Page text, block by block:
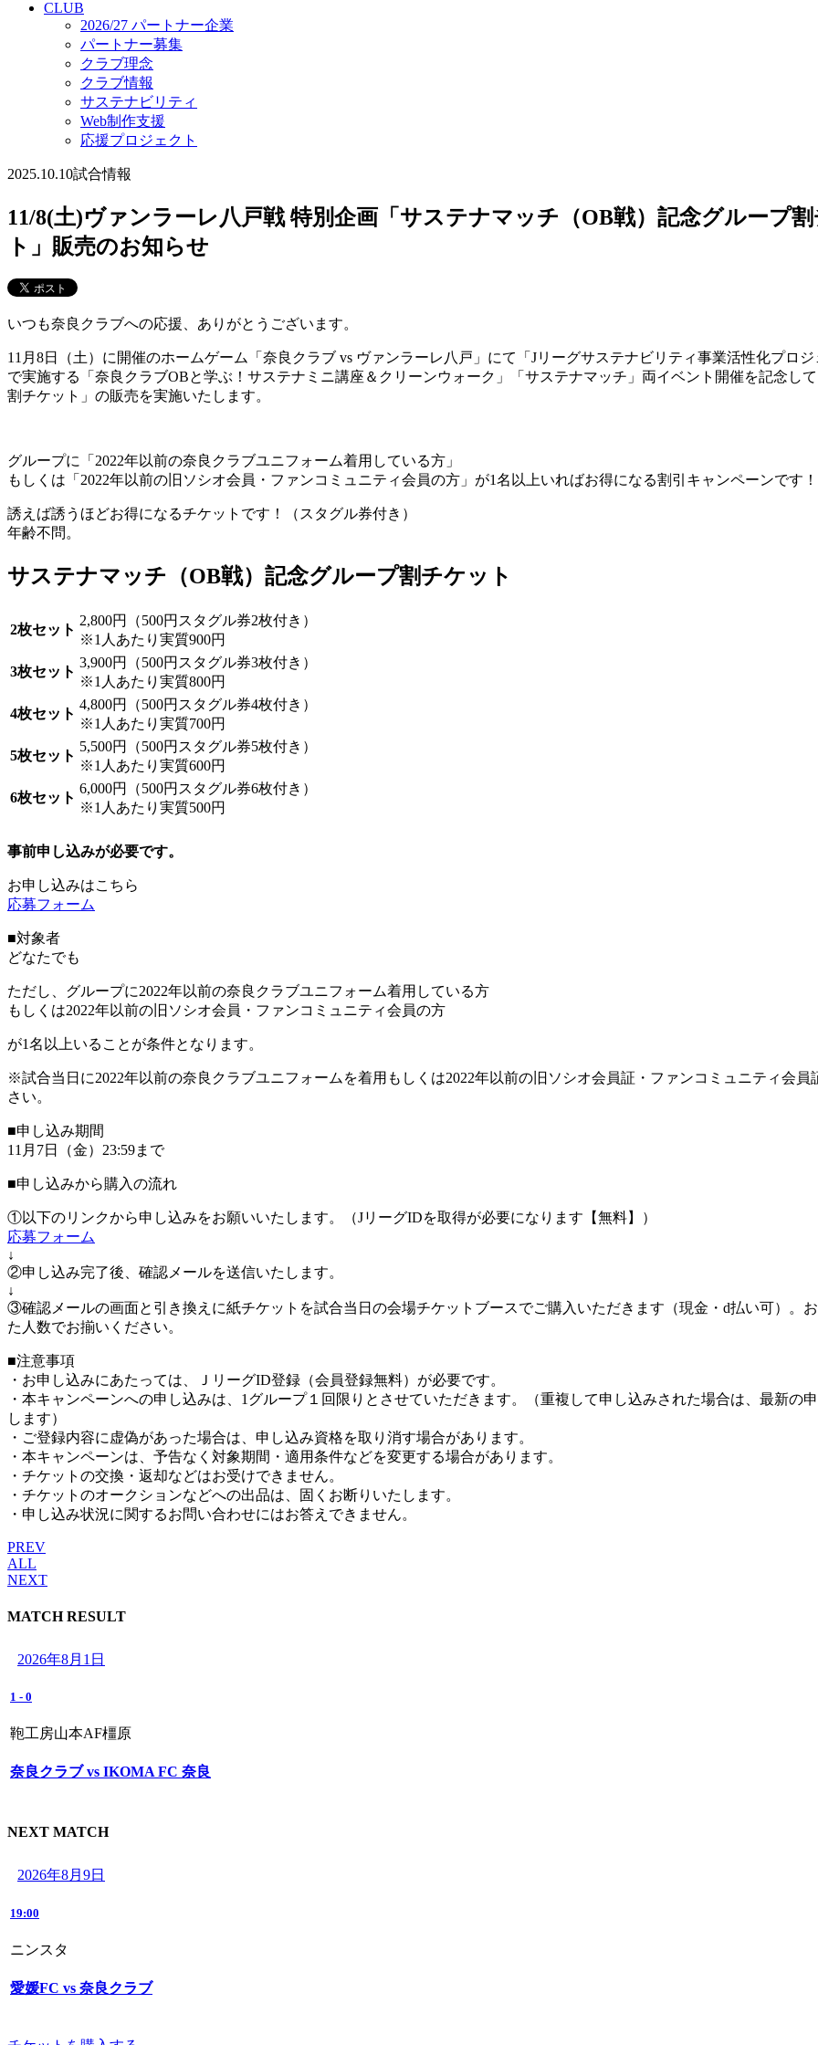
CLUB
2026/27 パートナー企業
パートナー募集
クラブ理念
クラブ情報
サステナビリティ
Web制作支援
応援プロジェクト
2025.10.10試合情報
11/8(土)ヴァンラーレ八戸戦 特別企画「サステナマッチ（OB戦）記念グループ割
ト」販売のお知らせ
いつも奈良クラブへの応援、ありがとうございます。
11月8日（土）に開催のホームゲーム「奈良クラブ vs ヴァンラーレ八戸」にて「Jリーグサステナビリティ事業活性化プロ
で実施する「奈良クラブOBと学ぶ！サステナミニ講座＆クリーンウォーク」「サステナマッチ」両イベント開催を記念し
割チケット」の販売を実施いたします。
グループに「2022年以前の奈良クラブユニフォーム着用している方」
もしくは「2022年以前の旧ソシオ会員・ファンコミュニティ会員の方」が1名以上いればお得になる割引キャンペーンです！
誘えば誘うほどお得になるチケットです！（スタグル券付き）
年齢不問。
サステナマッチ（OB戦）記念グループ割チケット
2枚セット
2,800円（500円スタグル券2枚付き）
※1人あたり実質900円
3枚セット
3,900円（500円スタグル券3枚付き）
※1人あたり実質800円
4枚セット
4,800円（500円スタグル券4枚付き）
※1人あたり実質700円
5枚セット
5,500円（500円スタグル券5枚付き）
※1人あたり実質600円
6枚セット
6,000円（500円スタグル券6枚付き）
※1人あたり実質500円
事前申し込みが必要です。
お申し込みはこちら
応募フォーム
■対象者
どなたでも
ただし、グループに2022年以前の奈良クラブユニフォーム着用している方
もしくは2022年以前の旧ソシオ会員・ファンコミュニティ会員の方
が1名以上いることが条件となります。
※試合当日に2022年以前の奈良クラブユニフォームを着用もしくは2022年以前の旧ソシオ会員証・ファンコミュニティ会員
さい。
■申し込み期間
11月7日（金）23:59まで
■申し込みから購入の流れ
①以下のリンクから申し込みをお願いいたします。（JリーグIDを取得が必要になります【無料】）
応募フォーム
↓
②申し込み完了後、確認メールを送信いたします。
↓
③確認メールの画面と引き換えに紙チケットを試合当日の会場チケットブースでご購入いただきます（現金・d払い可）。
た人数でお揃いください。
■注意事項
・お申し込みにあたっては、ＪリーグID登録（会員登録無料）が必要です。
・本キャンペーンへの申し込みは、1グループ１回限りとさせていただきます。（重複して申し込みされた場合は、最新の
します）
・ご登録内容に虚偽があった場合は、申し込み資格を取り消す場合があります。
・本キャンペーンは、予告なく対象期間・適用条件などを変更する場合があります。
・チケットの交換・返却などはお受けできません。
・チケットのオークションなどへの出品は、固くお断りいたします。
・申し込み状況に関するお問い合わせにはお答えできません。
PREV
ALL
NEXT
MATCH RESULT
2026年8月1日
1 - 0
鞄工房山本AF橿原
奈良クラブ vs IKOMA FC 奈良
NEXT MATCH
2026年8月9日
19:00
ニンスタ
愛媛FC vs 奈良クラブ